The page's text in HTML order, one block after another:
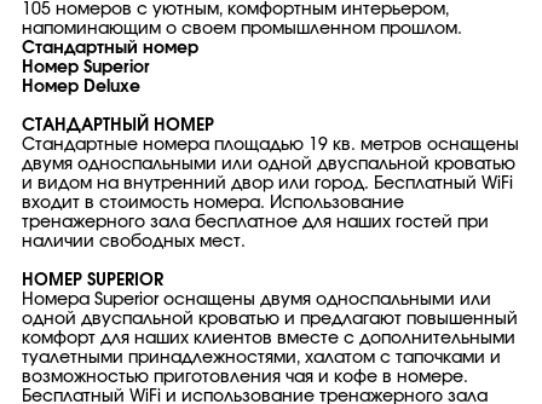
105 номеров с уютным, комфортным интерьером,
напоминающим о своем промышленном прошлом.
Стандартный номер
Номер Superior
Номер Deluxe
СТАНДАРТНЫЙ НОМЕР
Стандартные номера площадью 19 кв. метров оснащены
двумя односпальными или одной двуспальной кроватью
и видом на внутренний двор или город. Бесплатный WiFi
входит в стоимость номера. Использование
тренажерного зала бесплатное для наших гостей при
наличии свободных мест.
НОМЕР SUPERIOR
Номера Superior оснащены двумя односпальными или
одной двуспальной кроватью и предлагают повышенный
комфорт для наших клиентов вместе с дополнительными
туалетными принадлежностями, халатом с тапочками и
возможностью приготовления чая и кофе в номере.
Бесплатный WiFi и использование тренажерного зала